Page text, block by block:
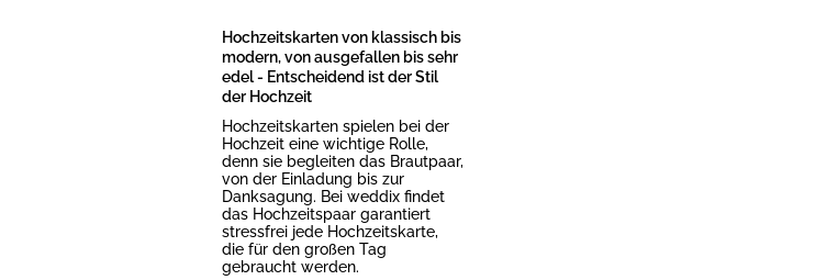
Hochzeitskarten von klassisch bis
modern, von ausgefallen bis sehr
edel - Entscheidend ist der Stil
der Hochzeit
Hochzeitskarten spielen bei der
Hochzeit eine wichtige Rolle,
denn sie begleiten das Brautpaar,
von der Einladung bis zur
Danksagung. Bei weddix findet
das Hochzeitspaar garantiert
stressfrei jede Hochzeitskarte,
die für den großen Tag
gebraucht werden.